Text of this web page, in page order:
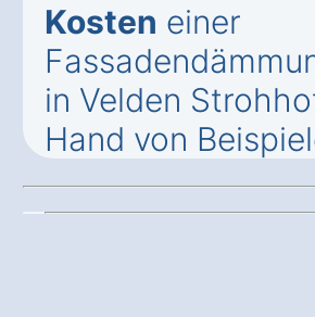
Kosten einer
in Velden
Hand von